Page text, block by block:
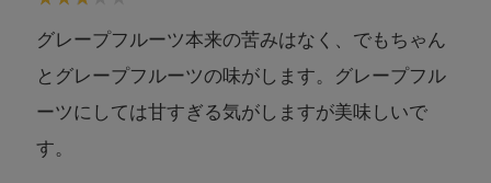
グレープフルーツ本来の苦みはなく、でもちゃん
とグレープフルーツの味がします。グレープフル
ーツにしては甘すぎる気がしますが美味しいで
す。